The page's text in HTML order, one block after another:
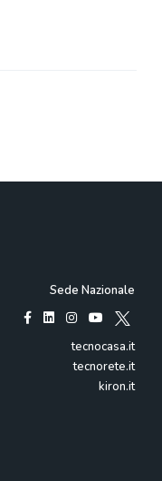
Sede Nazionale
tecnocasa.it
tecnorete.it
kiron.it